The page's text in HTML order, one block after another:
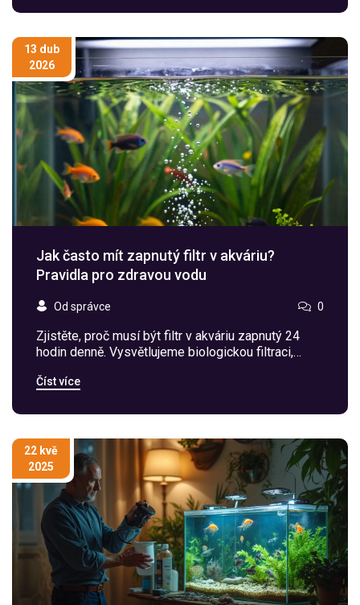
13 dub
2026
Jak často mít zapnutý filtr v akváriu?
Pravidla pro zdravou vodu
Od správce 0
Zjistěte, proč musí být filtr v akváriu zapnutý 24
hodin denně. Vysvětlujeme biologickou filtraci,
pro vaše ryby.
Číst více
22 kvě
2025